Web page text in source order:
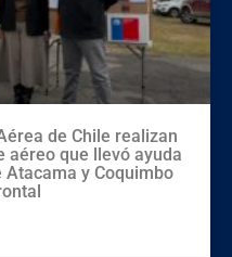
de Chile realizan
aéreo que llevó ayuda
y Coquimbo